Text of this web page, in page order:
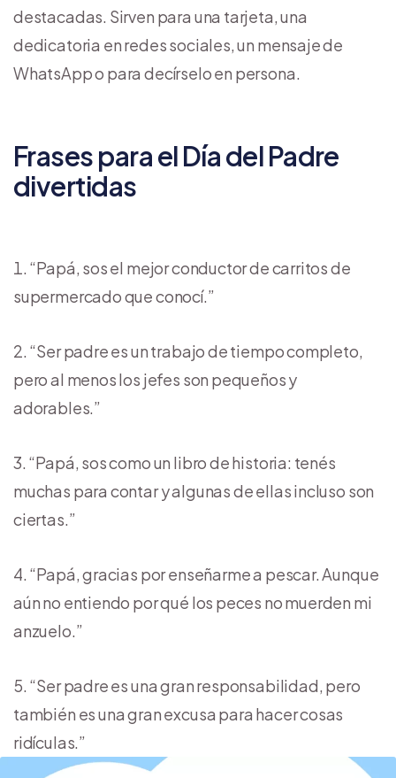
destacadas. Sirven para una tarjeta, una
dedicatoria en redes sociales, un mensaje de
WhatsApp o para decírselo en persona.
Frases para el Día del Padre
divertidas
“Papá, sos el mejor conductor de carritos de
supermercado que conocí.”
“Ser padre es un trabajo de tiempo completo,
pero al menos los jefes son pequeños y
adorables.”
“Papá, sos como un libro de historia: tenés
muchas para contar y algunas de ellas incluso son
ciertas.”
“Papá, gracias por enseñarme a pescar. Aunque
aún no entiendo por qué los peces no muerden mi
anzuelo.”
“Ser padre es una gran responsabilidad, pero
también es una gran excusa para hacer cosas
ridículas.”